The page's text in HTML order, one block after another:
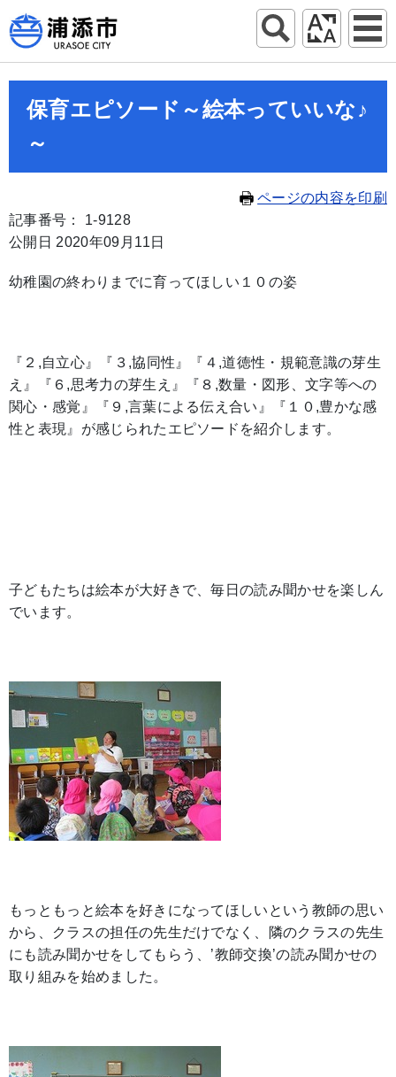
保育エピソード～絵本っていいな♪
～
ページの内容を印刷
記事番号： 1-9128
公開日 2020年09月11日
幼稚園の終わりまでに育ってほしい１０の姿
『２,自立心』『３,協同性』『４,道徳性・規範意識の芽生
え』『６,思考力の芽生え』『８,数量・図形、文字等への
関心・感覚』『９,言葉による伝え合い』『１０,豊かな感
性と表現』が感じられたエピソードを紹介します。
子どもたちは絵本が大好きで、毎日の読み聞かせを楽しん
でいます。
もっともっと絵本を好きになってほしいという教師の思い
から、クラスの担任の先生だけでなく、隣のクラスの先生
にも読み聞かせをしてもらう、’教師交換’の読み聞かせの
取り組みを始めました。